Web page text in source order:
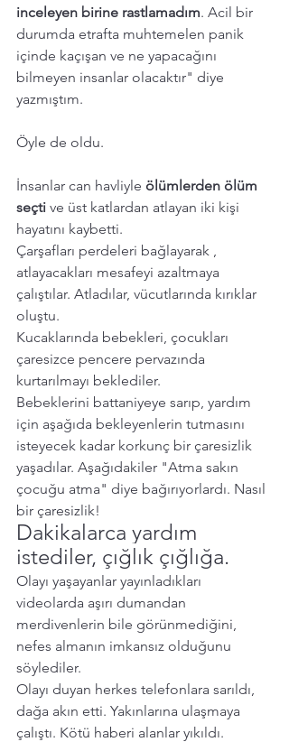
inceleyen birine rastlamadım. Acil bir
durumda etrafta muhtemelen panik
içinde kaçışan ve ne yapacağını
bilmeyen insanlar olacaktır" diye
yazmıştım.
Öyle de oldu.
İnsanlar can havliyle ölümlerden ölüm
seçti ve üst katlardan atlayan iki kişi
hayatını kaybetti.
Çarşafları perdeleri bağlayarak ,
atlayacakları mesafeyi azaltmaya
çalıştılar. Atladılar, vücutlarında kırıklar
oluştu.
Kucaklarında bebekleri, çocukları
çaresizce pencere pervazında
kurtarılmayı beklediler.
Bebeklerini battaniyeye sarıp, yardım
için aşağıda bekleyenlerin tutmasını
isteyecek kadar korkunç bir çaresizlik
yaşadılar. Aşağıdakiler "Atma sakın
çocuğu atma" diye bağırıyorlardı. Nasıl
bir çaresizlik!
Dakikalarca yardım
istediler, çığlık çığlığa.
Olayı yaşayanlar yayınladıkları
videolarda aşırı dumandan
merdivenlerin bile görünmediğini,
nefes almanın imkansız olduğunu
söylediler.
Olayı duyan herkes telefonlara sarıldı,
dağa akın etti. Yakınlarına ulaşmaya
çalıştı. Kötü haberi alanlar yıkıldı.